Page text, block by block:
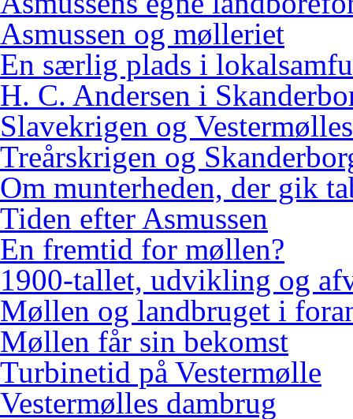
Asmussen og mølleriet
En særlig plads i
H. C. Andersen i
Slavekrigen og
Treårskrigen og
Om munterheden, der gik
Tiden efter Asmussen
En fremtid for møllen?
1900-tallet, udvikling og
Møllen og landbruget i
Møllen får sin bekomst
Turbinetid på Vestermølle
Vestermølles dambrug